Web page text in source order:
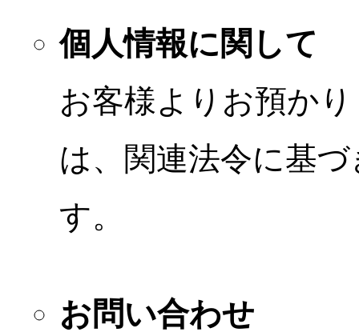
個人情報に関して
お客様よりお預か
は、関連法令に基
す。
お問い合わせ